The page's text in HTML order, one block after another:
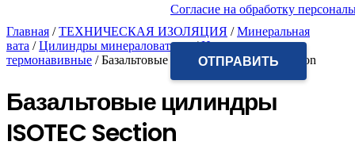
Согласие на обработку
Главная /ТЕХНИЧЕСКАЯ ИЗОЛЯЦИЯ /Минеральная
вата /Цилиндры минераловатные/Цилиндры
термонавивные / Базальтовые цилиндры ISOTEC Section
Базальтовые цилиндры
ISOTEC Section